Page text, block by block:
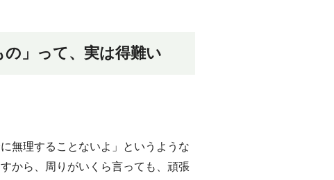
の」って、実は得難い
無理することないよ」というような
から、周りがいくら言っても、頑張